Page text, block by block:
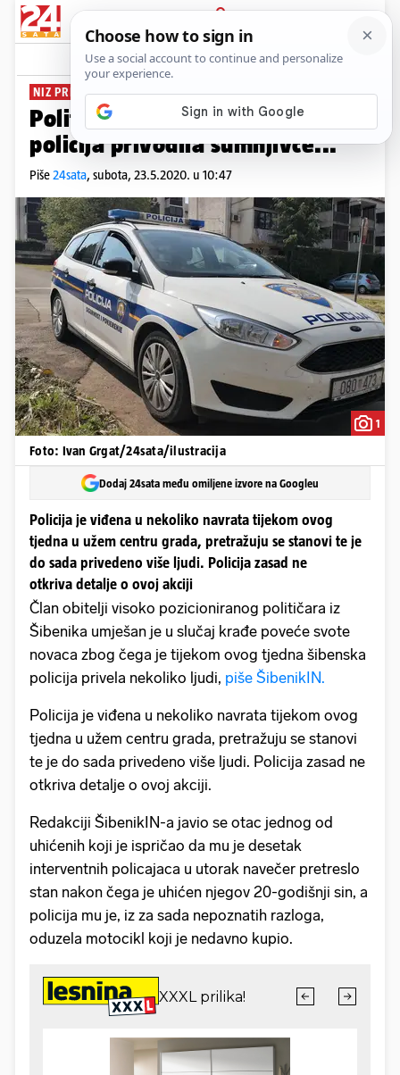
PRIJAVA
News Komentari
NIZ PRIVOĐENJA U ŠIBENIKU
Političaru iz sefa nestao novac,
policija privodila sumnjivce...
Piše24sata, subota, 23.5.2020. u 10:47
1
Foto: Ivan Grgat/24sata/ilustracija
Dodaj 24sata među omiljene izvore na Googleu
Policija je viđena u nekoliko navrata tijekom ovog
tjedna u užem centru grada, pretražuju se stanovi te je
do sada privedeno više ljudi. Policija zasad ne
otkriva detalje o ovoj akciji
Član obitelji visoko pozicioniranog političara iz
Šibenika umješan je u slučaj krađe poveće svote
novaca zbog čega je tijekom ovog tjedna šibenska
policija privela nekoliko ljudi, piše ŠibenikIN.
Policija je viđena u nekoliko navrata tijekom ovog
tjedna u užem centru grada, pretražuju se stanovi
te je do sada privedeno više ljudi. Policija zasad ne
otkriva detalje o ovoj akciji.
Redakciji ŠibenikIN-a javio se otac jednog od
uhićenih koji je ispričao da mu je desetak
interventnih policajaca u utorak navečer pretreslo
stan nakon čega je uhićen njegov 20-godišnji sin, a
policija mu je, iz za sada nepoznatih razloga,
oduzela motocikl koji je nedavno kupio.